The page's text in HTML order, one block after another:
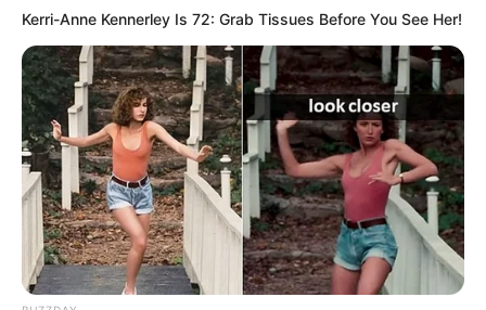
Crime 189
Vadodara 117
Delhi 76
Money 75
Sport 61
Story 60
Uncategorized 56
Gandhinagar 47
Auto 28
Kerri-Anne Kennerley Is 72: Grab Tissues Before You See Her!